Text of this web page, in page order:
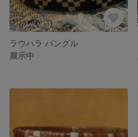
ラウハラ バングル
展示中